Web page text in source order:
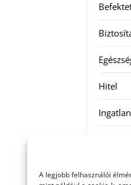
A legjobb felhasználói
Hitel
Ingatlan